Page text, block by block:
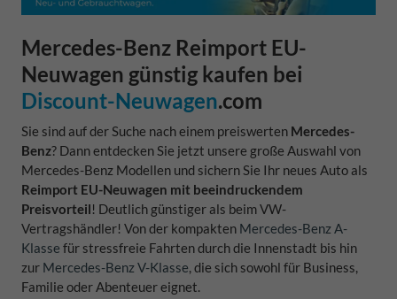
Mercedes-Benz Reimport EU-
Neuwagen günstig kaufen bei
Discount-Neuwagen.com
Sie sind auf der Suche nach einem preiswerten Mercedes-
Benz? Dann entdecken Sie jetzt unsere große Auswahl von
Mercedes-Benz Modellen und sichern Sie Ihr neues Auto als
Reimport EU-Neuwagen mit beeindruckendem
Preisvorteil! Deutlich günstiger als beim VW-
Vertragshändler! Von der kompakten Mercedes-Benz A-
Klasse für stressfreie Fahrten durch die Innenstadt bis hin
zur Mercedes-Benz V-Klasse , die sich sowohl für Business,
Familie oder Abenteuer eignet.